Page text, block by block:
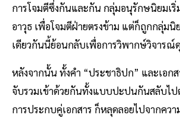
การโจมตีซึ่งกันและกัน กลุ่มอนุรักษนิยมเริ่
อาวุธ เพื่อโจมตีฝ่ายตรงข้าม แต่ก็ถูกกลุ่มนิ
เดียวกันนี้ย้อนกลับเพื่อการวิพากษ์วิจารณ์
หลังจากนั้น ทั้งคำ “ประชาธิปก” และเอก
จับรวมเข้าด้วยกันทั้งแบบปะปนกันสลับไป
การประกบคู่เอกสาร ก็หลุดลอยไปจากคว